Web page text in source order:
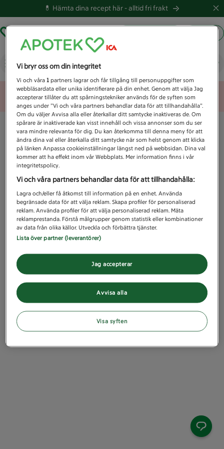
💊 Hämta dina recept här -alltid fri frakt
Vad letar du efter idag?
Unknown error
Vi bryr oss om din integritet
Vi och våra1 partners lagrar och får tillgång till personuppgifter som
webbläsardata eller unika identifierare på din enhet. Genom att välja Jag
accepterar tillåter du att spårningstekniker används för de syften som
anges under ”Vi och våra partners behandlar data för att tillhandahålla”.
Om du väljer Avvisa alla eller återkallar ditt samtycke inaktiveras de. Om
spårare är inaktiverade kan visst innehåll och vissa annonser som du ser
vara mindre relevanta för dig. Du kan återkomma till denna meny för att
ändra dina val eller återkalla ditt samtycke när som helst genom att klicka
på länken Anpassa cookieinställningar längst ned på webbsidan. Dina val
kommer att ha effekt inom vår Webbplats. Mer information finns i vår
integritetspolicy.
Vi och våra partners behandlar data för att tillhandahålla:
Lagra och/eller få åtkomst till information på en enhet. Använda
begränsade data för att välja reklam. Skapa profiler för personaliserad
reklam. Använda profiler för att välja personaliserad reklam. Mäta
reklamprestanda. Förstå målgrupper genom statistik eller kombinationer
av data från olika källor. Utveckla och förbättra tjänster.
Lista över partner (leverantörer)
Avvisa alla
Jag accepterar
Visa syften